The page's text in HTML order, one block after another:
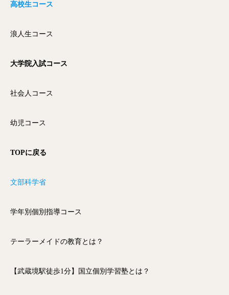
高校生コース
浪人生コース
大学院入試コース
社会人コース
幼児コース
TOPに戻る
文部科学省
学年別個別指導コース
テーラーメイドの教育とは？
【武蔵境駅徒歩1分】国立個別学習塾とは？